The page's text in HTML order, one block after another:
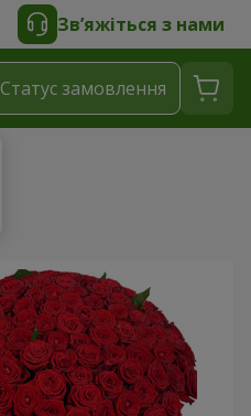
Зв’яжіться з нами
Статус замовлення